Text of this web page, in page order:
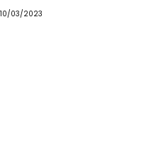
10/03/2023